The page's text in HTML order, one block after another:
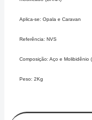
Aplica-se: Opala e Caravan
Referência: NVS
Composição: Aço e Molibidênio
Peso: 2Kg